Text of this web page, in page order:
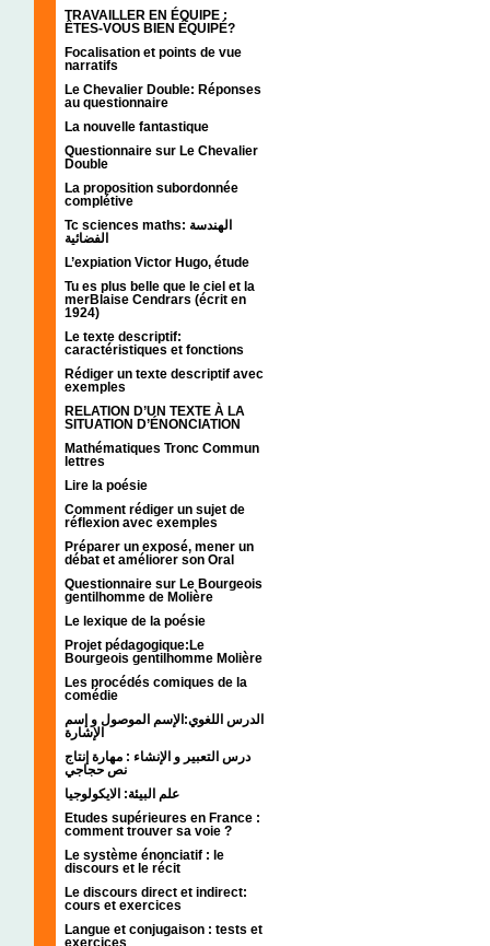
TRAVAILLER EN ÉQUIPE :
ÊTES-VOUS BIEN ÉQUIPÉ?
Focalisation et points de vue
narratifs
Le Chevalier Double: Réponses
au questionnaire
La nouvelle fantastique
Questionnaire sur Le Chevalier
Double
La proposition subordonnée
complétive
Tc sciences maths: الهندسة
الفضائية
L’expiation Victor Hugo, étude
Tu es plus belle que le ciel et la
merBlaise Cendrars (écrit en
1924)
Le texte descriptif:
caractéristiques et fonctions
Rédiger un texte descriptif avec
exemples
RELATION D’UN TEXTE À LA
SITUATION D’ÉNONCIATION
Mathématiques Tronc Commun
lettres
Lire la poésie
Comment rédiger un sujet de
réflexion avec exemples
Préparer un exposé, mener un
débat et améliorer son Oral
Questionnaire sur Le Bourgeois
gentilhomme de Molière
Le lexique de la poésie
Projet pédagogique:Le
Bourgeois gentilhomme Molière
Les procédés comiques de la
comédie
الدرس اللغوي:الإسم الموصول و إسم
الإشارة
درس التعبير و الإنشاء : مهارة إنتاج
نص حجاجي
علم البيئة: الايكولوجيا
Etudes supérieures en France :
comment trouver sa voie ?
Le système énonciatif : le
discours et le récit
Le discours direct et indirect:
cours et exercices
Langue et conjugaison : tests et
exercices